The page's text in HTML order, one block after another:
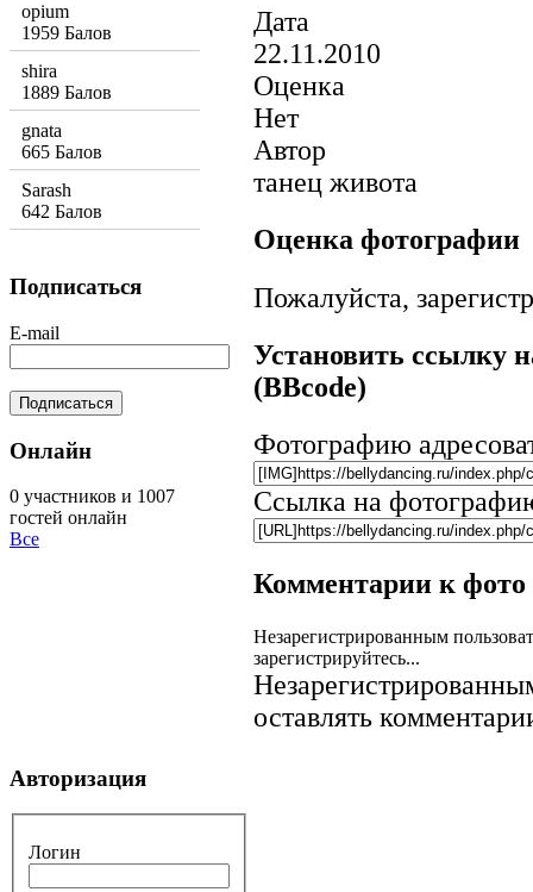
Дата
22.11.2010
Оценка
Нет
Автор
танец живота
Оценка фотографии
Пожалуйста,
Установить ссылку
(BBcode)
Фотографию
Ссылка на
Комментарии к фото
Незарегистрированным
зарегистрируйтесь...
оставлять
opium
1959 Балов
shira
1889 Балов
gnata
665 Балов
Sarash
642 Балов
Подписаться
E-mail
Онлайн
0 участников и 1007
гостей онлайн
Все
Авторизация
Логин